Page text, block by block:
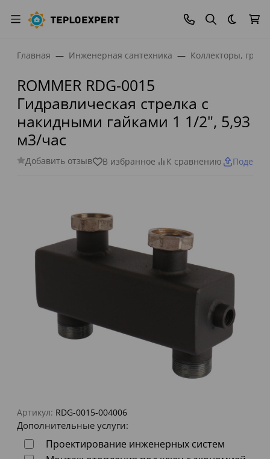
Темная
Главная Инженерная сантехника Коллекторы,
ROMMER RDG-0015
Гидравлическая стрелка с
накидными гайками 1 1/2", 5,93
м3/час
Добавить отзыв В избранное К сравнению
Артикул: RDG-0015-004006
Дополнительные услуги:
Проектирование инженерных систем